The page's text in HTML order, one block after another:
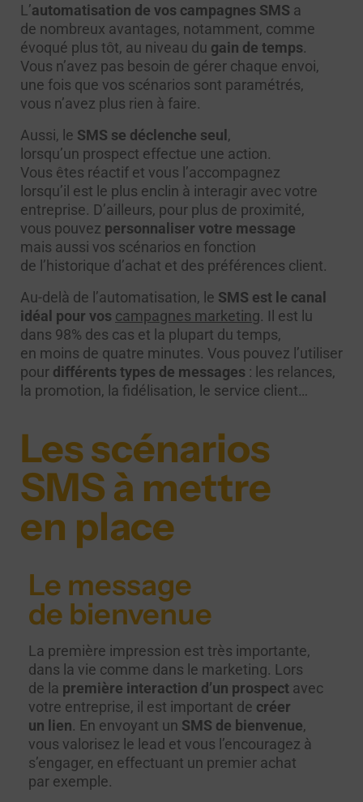
L’automatisation de vos campagnes SMS a
de nombreux avantages, notamment, comme
évoqué plus tôt, au niveau du gain de temps.
Vous n’avez pas besoin de gérer chaque envoi,
une fois que vos scénarios sont paramétrés,
vous n’avez plus rien à faire.
Aussi, le SMS se déclenche seul ,
lorsqu’un prospect effectue une action.
Vous êtes réactif et vous l’accompagnez
lorsqu’il est le plus enclin à interagir avec votre
entreprise. D’ailleurs, pour plus de proximité,
vous pouvez personnaliser votre message
mais aussi vos scénarios en fonction
de l’historique d’achat et des préférences client.
Au-delà de l’automatisation, le SMS est le canal
idéal pour vos campagnes marketing. Il est lu
dans 98% des cas et la plupart du temps,
en moins de quatre minutes. Vous pouvez l’utiliser
pour différents types de messages : les relances,
la promotion, la fidélisation, le service client…
Les scénarios
SMS à mettre
en place
Le message
de bienvenue
La première impression est très importante,
dans la vie comme dans le marketing. Lors
de la première interaction d’un prospect avec
votre entreprise, il est important de créer
un lien. En envoyant un SMS de bienvenue,
vous valorisez le lead et vous l’encouragez à
s’engager, en effectuant un premier achat
par exemple.